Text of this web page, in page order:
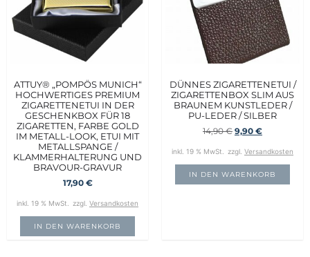
ATTUY® „POMPÖS MUNICH“
HOCHWERTIGES PREMIUM
ZIGARETTENETUI IN DER
GESCHENKBOX FÜR 18
ZIGARETTEN, FARBE GOLD
IM METALL-LOOK, ETUI MIT
METALLSPANGE /
KLAMMERHALTERUNG UND
BRAVOUR-GRAVUR
17,90 €
inkl. 19 % MwSt. zzgl. Versandkosten
IN DEN WARENKORB
DÜNNES ZIGARETTENETUI /
ZIGARETTENBOX SLIM AUS
BRAUNEM KUNSTLEDER /
PU-LEDER / SILBER
14,90€ 9,90 €
inkl. 19 % MwSt. zzgl. Versandkosten
IN DEN WARENKORB